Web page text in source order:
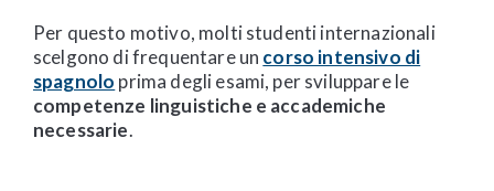
Per questo motivo, molti studenti internazionali
scelgono di frequentare un corso intensivo di
spagnolo prima degli esami, per sviluppare le
competenze linguistiche e accademiche
necessarie.